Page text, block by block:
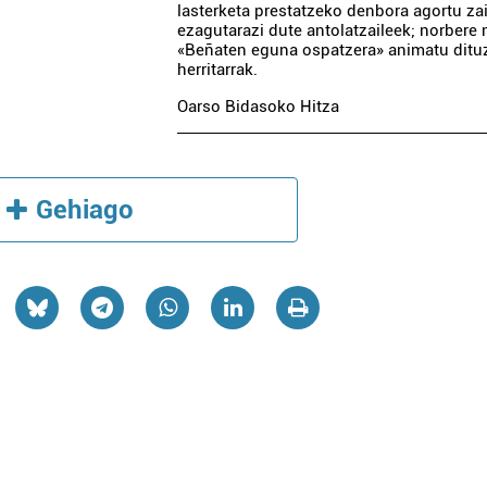
lasterketa prestatzeko denbora agortu
ezagutarazi dute antolatzaileek; norbere
«Beñaten eguna ospatzera» animatu
herritarrak.
Oarso Bidasoko Hitza
Gehiago
IKASTOLA
Oiartzun
BEGOÑA AGIRRE